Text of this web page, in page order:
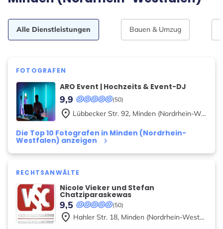
Alle Dienstleistungen Bauen & Umzug
FOTOGRAFEN
ARO Event | Hochzeits & Event-DJ
(50)
9,9
Die Top 10 Fotografen in Minden (Nordrhein-
Westfalen) anzeigen keyboard_arrow_right
place Lübbecker Str. 92, Minden (Nordrhein-Westfalen)
RECHTSANWÄLTE
Nicole Vieker und Stefan
Chatziparaskewas
(50)
9,5
place Hahler Str. 18, Minden (Nordrhein-Westfalen)